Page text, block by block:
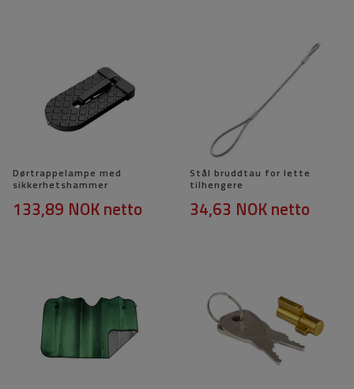
Dørtrappelampe med
sikkerhetshammer
133,89 NOKnetto
Stål bruddtau for lette
tilhengere
34,63 NOKnetto